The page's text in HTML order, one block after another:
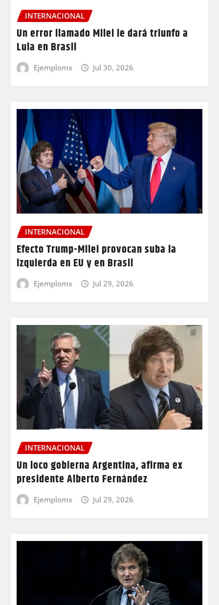
INTERNACIONAL
Un error llamado Milei le dará triunfo a
Lula en Brasil
Ejemplomx Jul 30, 2026
INTERNACIONAL
Efecto Trump-Milei provocan suba la
izquierda en EU y en Brasil
Ejemplomx Jul 29, 2026
INTERNACIONAL
Un loco gobierna Argentina, afirma ex
presidente Alberto Fernández
Ejemplomx Jul 29, 2026